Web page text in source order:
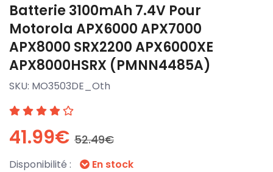
Batterie 3100mAh 7.4V Pour
Motorola APX6000 APX7000
APX8000 SRX2200 APX6000XE
APX8000HSRX (PMNN4485A)
SKU: MO3503DE_Oth
41.99€ 52.49€
Disponibilité : En stock